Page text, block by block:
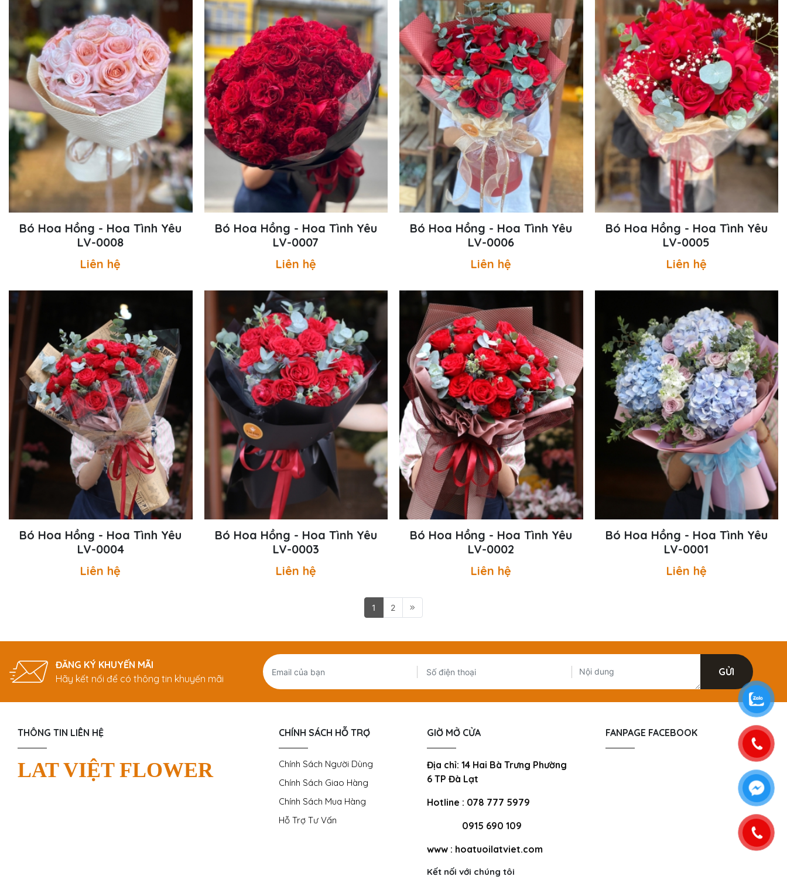
Bó Hoa Hồng - Hoa Tình Yêu
LV-0008
Liên hệ
Bó Hoa Hồng - Hoa Tình Yêu
LV-0007
Liên hệ
Bó Hoa Hồng - Hoa Tình Yêu
LV-0006
Liên hệ
Bó Hoa Hồng - Hoa Tình Yêu
LV-0005
Liên hệ
Bó Hoa Hồng - Hoa Tình Yêu
LV-0004
Liên hệ
Bó Hoa Hồng - Hoa Tình Yêu
LV-0003
Liên hệ
Bó Hoa Hồng - Hoa Tình Yêu
LV-0002
Liên hệ
Bó Hoa Hồng - Hoa Tình Yêu
LV-0001
Liên hệ
1 2
ĐĂNG KÝ KHUYẾN MÃI
Hãy kết nối để có thông tin khuyến mãi
THÔNG TIN LIÊN HỆ
LAT VIỆT FLOWER
CHÍNH SÁCH HỖ TRỢ
Chính Sách Người Dùng
Chính Sách Giao Hàng
Chính Sách Mua Hàng
Hỗ Trợ Tư Vấn
GIỜ MỞ CỬA
Địa chỉ: 14 Hai Bà Trưng Phường
6 TP Đà Lạt
Hotline : 078 777 5979
0915 690 109
www : hoatuoilatviet.com
Kết nối với chúng tôi
FANPAGE FACEBOOK